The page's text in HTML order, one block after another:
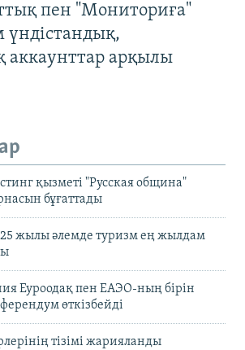
пен "Мониториға"
аккаунттар арқылы
қызметі "Русская община"
бұғаттады
жылы әлемде туризм ең жылдам
Еуроодақ пен ЕАЭО-ның бірін
өткізбейді
тізімі жарияланды